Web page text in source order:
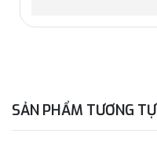
SẢN PHẨM TƯƠNG TỰ